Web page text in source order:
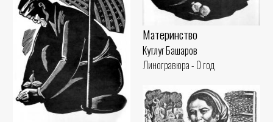
Материнство
Кутлуг Башаров
Линогравюра - 0 год